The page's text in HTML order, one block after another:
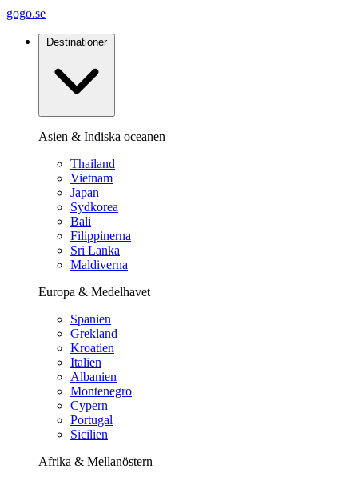
gogo.se
Destinationer
Asien & Indiska oceanen
Thailand
Vietnam
Japan
Sydkorea
Bali
Filippinerna
Sri Lanka
Maldiverna
Europa & Medelhavet
Spanien
Grekland
Kroatien
Italien
Albanien
Montenegro
Cypern
Portugal
Sicilien
Afrika & Mellanöstern